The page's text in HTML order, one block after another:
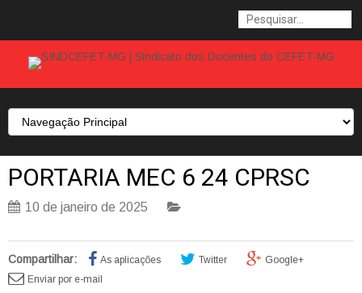
PORTARIA MEC 6 24 CPRSC
10 de janeiro de 2025
Compartilhar: As aplicações Twitter
Google+
Enviar por e-mail